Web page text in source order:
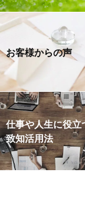
お客様からの声
仕事や人生に役立
致知活用法